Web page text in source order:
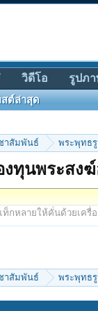
าสัมพันธ์ พระพุทธ
ทุนพระสง
ท็กหลายให้คั่นด้วยเครื่
าสัมพันธ์ พระพุทธ
ต์ล่าสุด
วิดีโอ รูปภ